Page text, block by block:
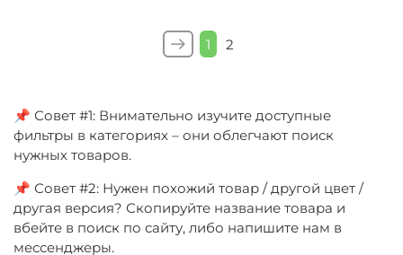
1 2
📌 Совет #1: Внимательно изучите доступные
фильтры в категориях – они облегчают поиск
нужных товаров.
📌 Совет #2: Нужен похожий товар / другой цвет /
другая версия? Скопируйте название товара и
вбейте в поиск по сайту, либо напишите нам в
мессенджеры.